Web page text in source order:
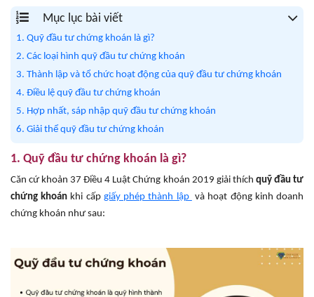
Mục lục bài viết
1. Quỹ đầu tư chứng khoán là gì?
2. Các loại hình quỹ đầu tư chứng khoán
3. Thành lập và tổ chức hoạt động của quỹ đầu tư chứng khoán
4. Điều lệ quỹ đầu tư chứng khoán
5. Hợp nhất, sáp nhập quỹ đầu tư chứng khoán
6. Giải thể quỹ đầu tư chứng khoán
1. Quỹ đầu tư chứng khoán là gì?
Căn cứ khoản 37 Điều 4 Luật Chứng khoán 2019 giải thích quỹ đầu tư
chứng khoán khi cấp giấy phép thành lập và hoạt động kinh doanh
chứng khoán như sau: